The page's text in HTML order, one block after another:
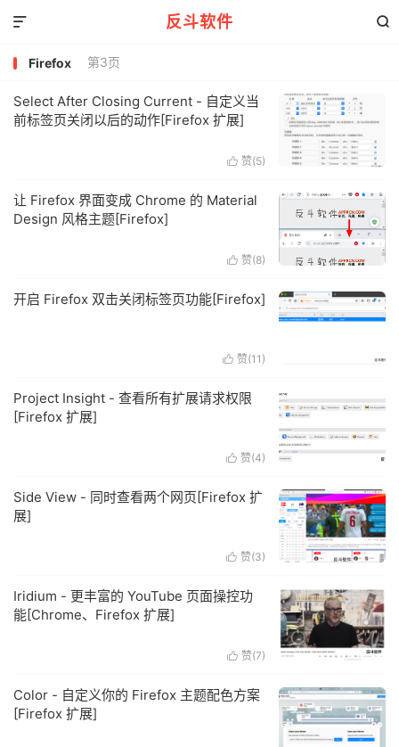
反斗软件 

Firefox 第3页
Select After Closing Current - 自定义当
前标签页关闭以后的动作[Firefox 扩展]
 赞(5)
让 Firefox 界面变成 Chrome 的 Material
Design 风格主题[Firefox]
 赞(8)
开启 Firefox 双击关闭标签页功能[Firefox]
 赞(11 )
Project Insight - 查看所有扩展请求权限
[Firefox 扩展]
 赞(4)
Side View - 同时查看两个网页[Firefox 扩
展]
 赞(3)
Iridium - 更丰富的 YouTube 页面操控功
能[Chrome、Firefox 扩展]
 赞(7)
Color - 自定义你的 Firefox 主题配色方案
[Firefox 扩展]